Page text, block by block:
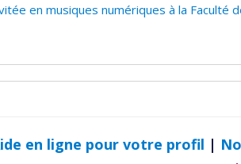
en musiques numériques à la Faculté
en ligne pour votre profil |